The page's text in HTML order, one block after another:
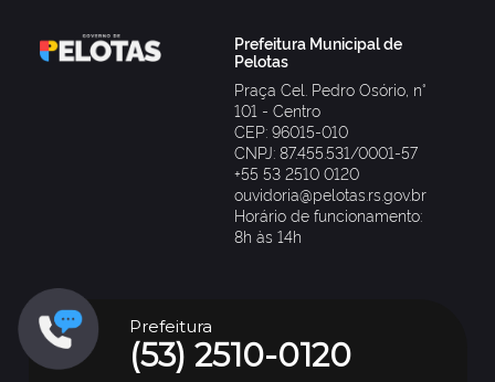
Prefeitura Municipal de
Pelotas
Praça Cel. Pedro Osório, n°
101 - Centro
CEP: 96015-010
CNPJ: 87.455.531/0001-57
+55 53 2510 0120
ouvidoria@pelotas.rs.gov.br
Horário de funcionamento:
8h às 14h
Prefeitura
(53) 2510-0120